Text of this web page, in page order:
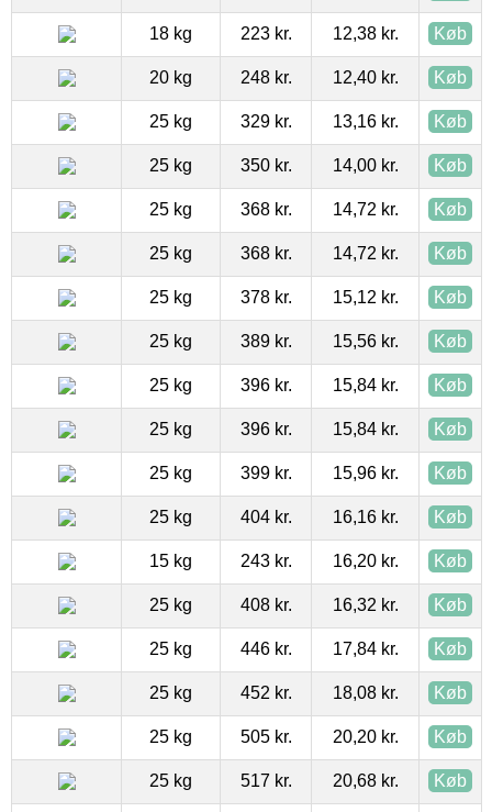
18 kg 223 kr. 12,38 kr. Køb
20 kg 248 kr. 12,40 kr. Køb
25 kg 329 kr. 13,16 kr. Køb
25 kg 350 kr. 14,00 kr. Køb
25 kg 368 kr. 14,72 kr. Køb
25 kg 368 kr. 14,72 kr. Køb
25 kg 378 kr. 15,12 kr. Køb
25 kg 389 kr. 15,56 kr. Køb
25 kg 396 kr. 15,84 kr. Køb
25 kg 396 kr. 15,84 kr. Køb
25 kg 399 kr. 15,96 kr. Køb
25 kg 404 kr. 16,16 kr. Køb
15 kg 243 kr. 16,20 kr. Køb
25 kg 408 kr. 16,32 kr. Køb
25 kg 446 kr. 17,84 kr. Køb
25 kg 452 kr. 18,08 kr. Køb
25 kg 505 kr. 20,20 kr. Køb
25 kg 517 kr. 20,68 kr. Køb